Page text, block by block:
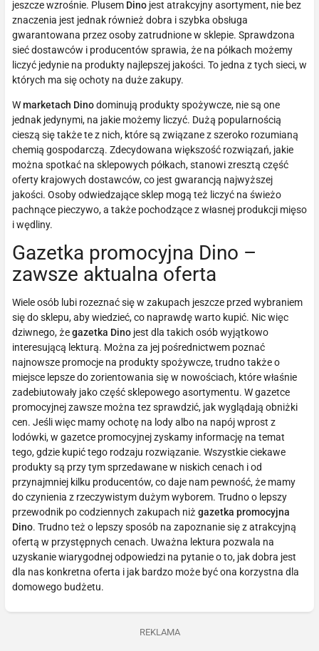
jeszcze wzrośnie. Plusem Dino jest atrakcyjny asortyment, nie bez
znaczenia jest jednak również dobra i szybka obsługa
gwarantowana przez osoby zatrudnione w sklepie. Sprawdzona
sieć dostawców i producentów sprawia, że na półkach możemy
liczyć jedynie na produkty najlepszej jakości. To jedna z tych sieci, w
których ma się ochoty na duże zakupy.
Wmarketach Dinodominują produkty spożywcze, nie są one
jednak jedynymi, na jakie możemy liczyć. Dużą popularnością
cieszą się także te z nich, które są związane z szeroko rozumianą
chemią gospodarczą. Zdecydowana większość rozwiązań, jakie
można spotkać na sklepowych półkach, stanowi zresztą część
oferty krajowych dostawców, co jest gwarancją najwyższej
jakości. Osoby odwiedzające sklep mogą też liczyć na świeżo
pachnące pieczywo, a także pochodzące z własnej produkcji mięso
i wędliny.
Gazetka promocyjna Dino –
zawsze aktualna oferta
Wiele osób lubi rozeznać się w zakupach jeszcze przed wybraniem
się do sklepu, aby wiedzieć, co naprawdę warto kupić. Nic więc
dziwnego, żegazetka Dino jest dla takich osób wyjątkowo
interesującą lekturą. Można za jej pośrednictwem poznać
najnowsze promocje na produkty spożywcze, trudno także o
miejsce lepsze do zorientowania się w nowościach, które właśnie
zadebiutowały jako część sklepowego asortymentu. W gazetce
promocyjnej zawsze można tez sprawdzić, jak wyglądają obniżki
cen. Jeśli więc mamy ochotę na lody albo na napój wprost z
lodówki, w gazetce promocyjnej zyskamy informację na temat
tego, gdzie kupić tego rodzaju rozwiązanie. Wszystkie ciekawe
produkty są przy tym sprzedawane w niskich cenach i od
przynajmniej kilku producentów, co daje nam pewność, że mamy
do czynienia z rzeczywistym dużym wyborem. Trudno o lepszy
przewodnik po codziennych zakupach niż gazetka promocyjna
Dino. Trudno też o lepszy sposób na zapoznanie się z atrakcyjną
ofertą w przystępnych cenach. Uważna lektura pozwala na
uzyskanie wiarygodnej odpowiedzi na pytanie o to, jak dobra jest
dla nas konkretna oferta i jak bardzo może być ona korzystna dla
domowego budżetu.
REKLAMA